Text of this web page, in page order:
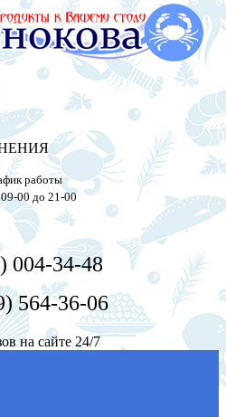
работы
00 до 21-00
004-34-48
564-36-06
на сайте 24/7